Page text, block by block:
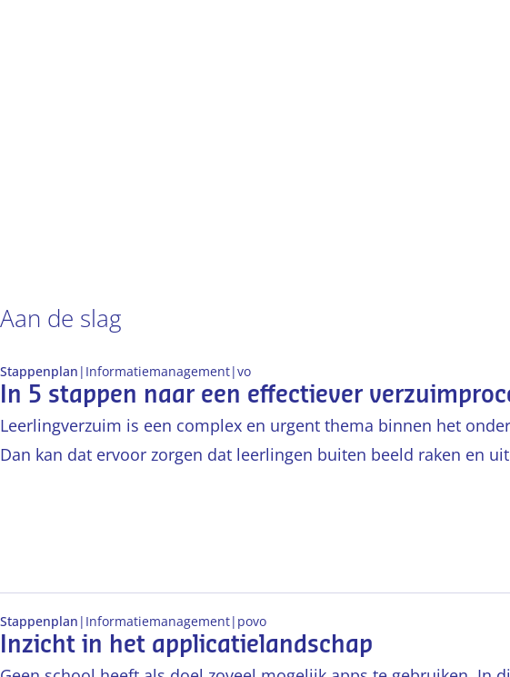
Aan de slag
In 5 stappen naar een effectiever
Stappenplan | Informatiemanagement|vo
Leerlingverzuim is een complex en urgent thema binnen het
Dan kan dat ervoor zorgen dat leerlingen buiten beeld raken en
Inzicht in het applicatielandschap
Stappenplan | Informatiemanagement| povo